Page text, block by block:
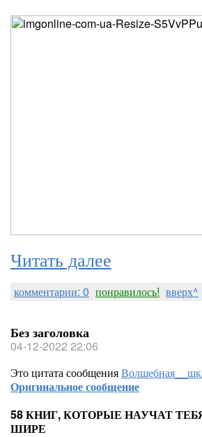
Читать далее
комментарии: 0 понравилось! вверх^
Без заголовка
04-12-2022 22:06
Это цитата сообщения
Оригинальное сообщение
58 КНИГ, КОТОРЫЕ НАУЧАТ
ШИРЕ